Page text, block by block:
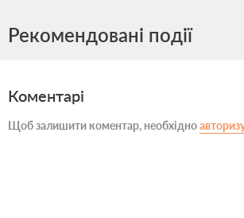
Рекомендовані події
Коментарі
Щоб залишити коментар, необхідно